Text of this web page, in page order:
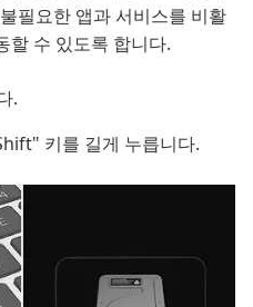
필요한 앱과 서비스를 비활
할 수 있도록 합니다.
.
키를 길게 누릅니다.